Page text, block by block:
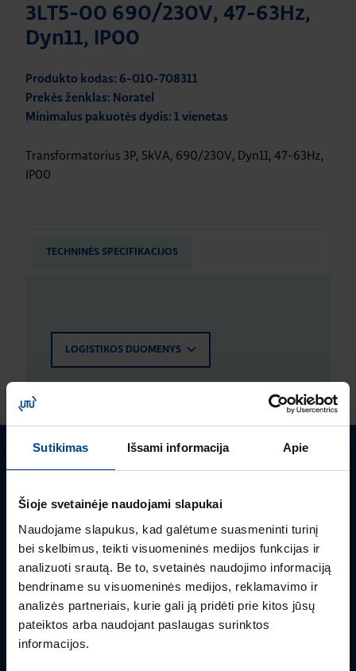
Sutikimas Išsami informacija Apie
Šioje svetainėje naudojami slapukai
Naudojame slapukus, kad galėtume suasmeninti turinį
bei skelbimus, teikti visuomeninės medijos funkcijas ir
analizuoti srautą. Be to, svetainės naudojimo informaciją
bendriname su visuomeninės medijos, reklamavimo ir
analizės partneriais, kurie gali ją pridėti prie kitos jūsų
pateiktos arba naudojant paslaugas surinktos
informacijos.
3LT5-00 690/230V, 47-63Hz,
Dyn11, IP00
Produkto kodas: 6-010-708311
Prekės ženklas: Noratel
Minimalus pakuotės dydis: 1 vienetas
Transformatorius 3P, 5kVA, 690/230V, Dyn11, 47-63Hz,
IP00
TECHNINĖS SPECIFIKACIJOS
LOGISTIKOS DUOMENYS
Turite klausimų? Susisiekite
Mielai atsakysime į Jums aktualius klausimus.